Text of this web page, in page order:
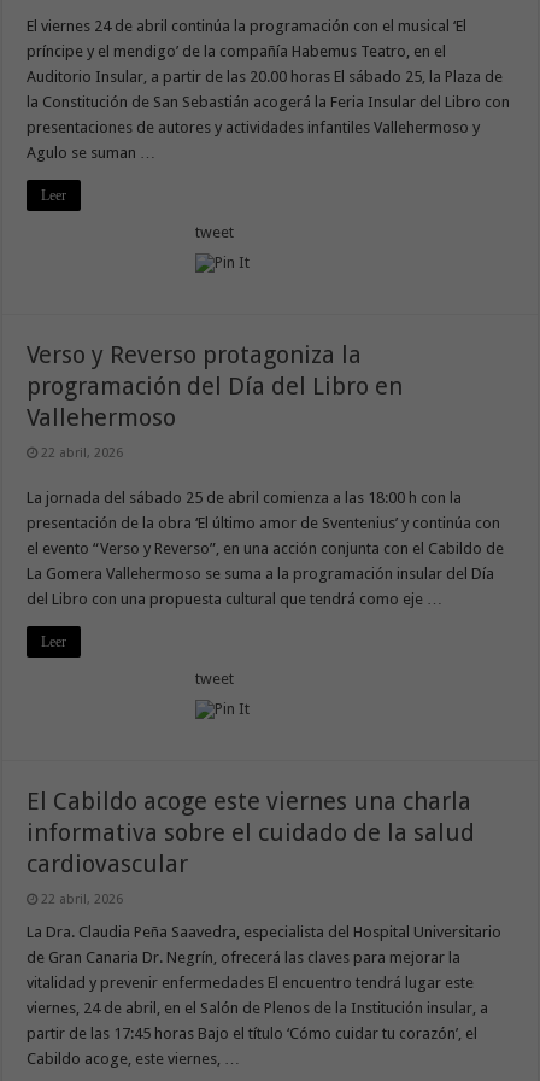
El viernes 24 de abril continúa la programación con el musical ‘El
príncipe y el mendigo’ de la compañía Habemus Teatro, en el
Auditorio Insular, a partir de las 20.00 horas El sábado 25, la Plaza de
la Constitución de San Sebastián acogerá la Feria Insular del Libro con
presentaciones de autores y actividades infantiles Vallehermoso y
Agulo se suman …
Leer
tweet
Verso y Reverso protagoniza la
programación del Día del Libro en
Vallehermoso
22 abril, 2026
La jornada del sábado 25 de abril comienza a las 18:00 h con la
presentación de la obra ‘El último amor de Sventenius’ y continúa con
el evento “Verso y Reverso”, en una acción conjunta con el Cabildo de
La Gomera Vallehermoso se suma a la programación insular del Día
del Libro con una propuesta cultural que tendrá como eje …
Leer
tweet
El Cabildo acoge este viernes una charla
informativa sobre el cuidado de la salud
cardiovascular
22 abril, 2026
La Dra. Claudia Peña Saavedra, especialista del Hospital Universitario
de Gran Canaria Dr. Negrín, ofrecerá las claves para mejorar la
vitalidad y prevenir enfermedades El encuentro tendrá lugar este
viernes, 24 de abril, en el Salón de Plenos de la Institución insular, a
partir de las 17:45 horas Bajo el título ‘Cómo cuidar tu corazón’, el
Cabildo acoge, este viernes, …